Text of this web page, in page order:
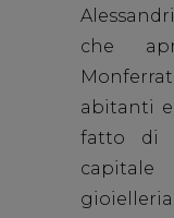
che
abitanti
fatto di